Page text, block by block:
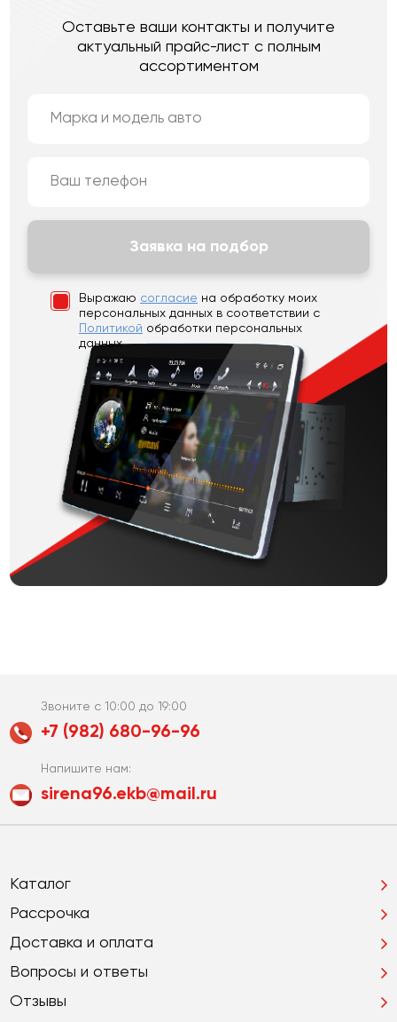
Оставьте ваши контакты и получите
актуальный прайс-лист с полным
ассортиментом
Выражаю согласие на обработку моих
персональных данных в соответствии с
Политикой обработки персональных
данных
Заявка на подбор
Звоните с 10:00 до 19:00
+7 (982) 680-96-96
Напишите нам:
sirena96.ekb@mail.ru
Каталог
Рассрочка
Доставка и оплата
Вопросы и ответы
Отзывы